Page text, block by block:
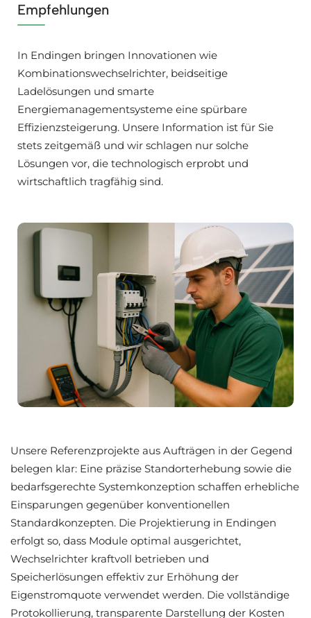
Empfehlungen
In Endingen bringen Innovationen wie
Kombinationswechselrichter, beidseitige
Ladelösungen und smarte
Energiemanagementsysteme eine spürbare
Effizienzsteigerung. Unsere Information ist für Sie
stets zeitgemäß und wir schlagen nur solche
Lösungen vor, die technologisch erprobt und
wirtschaftlich tragfähig sind.
Unsere Referenzprojekte aus Aufträgen in der Gegend
belegen klar: Eine präzise Standorterhebung sowie die
bedarfsgerechte Systemkonzeption schaffen erhebliche
Einsparungen gegenüber konventionellen
Standardkonzepten. Die Projektierung in Endingen
erfolgt so, dass Module optimal ausgerichtet,
Wechselrichter kraftvoll betrieben und
Speicherlösungen effektiv zur Erhöhung der
Eigenstromquote verwendet werden. Die vollständige
Protokollierung, transparente Darstellung der Kosten